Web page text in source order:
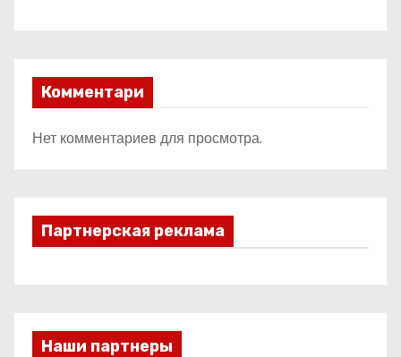
Комментари
Нет комментариев для просмотра.
Партнерская реклама
Наши партнеры